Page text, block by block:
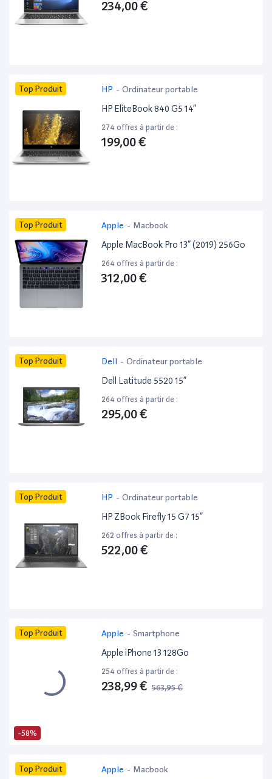
234,00 €
Top Produit HP - Ordinateur portable
HP EliteBook 840 G5 14”
274 offres à partir de :
199,00 €
Top Produit Apple - Macbook
Apple MacBook Pro 13” (2019) 256Go
264 offres à partir de :
312,00 €
Top Produit Dell - Ordinateur portable
Dell Latitude 5520 15”
264 offres à partir de :
295,00 €
Top Produit HP - Ordinateur portable
HP ZBook Firefly 15 G7 15”
262 offres à partir de :
522,00 €
-58%
Top Produit Apple - Smartphone
Apple iPhone 13 128Go
254 offres à partir de :
238,99 € 563,95 €
Top Produit Apple - Macbook